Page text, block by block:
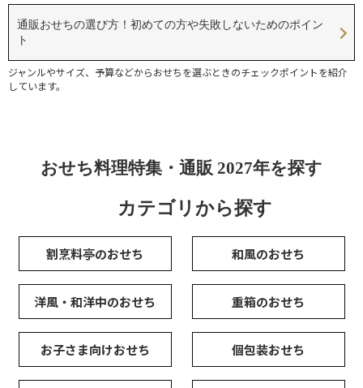
通販おせちの選び方！初めての方や失敗しないためのポイン
ト
ジャンルやサイズ、予算などからおせちを選ぶときのチェックポイントを紹介
しています。
おせち料理特集・通販 2027年を探す
カテゴリから探す
割烹料亭のおせち 和風のおせち
洋風・和洋中のおせち 重箱のおせち
お子さま向けおせち 個包装おせち